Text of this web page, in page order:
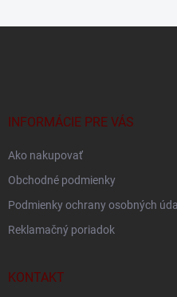
INFORMÁCIE PRE VÁS
Ako nakupovať
Obchodné podmienky
Podmienky ochrany osobných
Reklamačný poriadok
KONTAKT